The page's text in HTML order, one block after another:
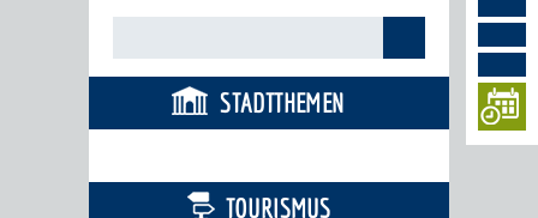
STADTTHEMEN
TOURISMUS